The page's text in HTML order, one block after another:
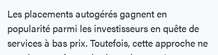
Les placements autogérés gagnent en
popularité parmi les investisseurs en quête de
services à bas prix. Toutefois, cette approche ne